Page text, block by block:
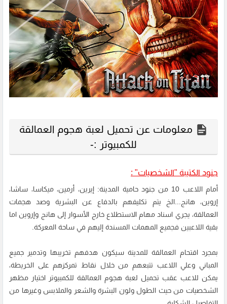
معلومات عن تحميل لعبة هجوم العمالقة
للكمبيوتر :-
جنود الكتيبة "الشخصيات" :
أمام اللاعب 10 من جنود حامية المدينة: إيرين، أرمين، ميكاسا، ساشا،
إروين، هانج...الخ يتم تكليفهم بالدفاع عن البشرية وصد هجمات
العمالقة، يجري اسناد مهام الاستطلاع خارج الأسوار إلى هانج وإروين اما
بقية اللاعبين فجميع المهمات المسندة إليهم في ساحة المعركة.
بمجرد اقتحام العمالقة للمدينة سيكون هدفهم تخريبها وتدمير جميع
المباني وعلي اللاعب تتبعهم من خلال نقاط تمركزهم على الخريطة،
يمكن للاعب عقب تحميل لعبة هجوم العمالقة للكمبيوتر اختيار مظهر
الشخصيات من حيث الطول ولون البشرة والشعر والملابس وغيرها من